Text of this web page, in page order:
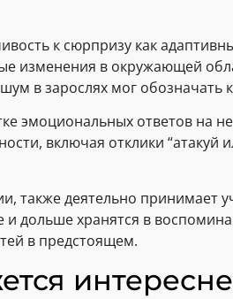
к сюрпризу как
изменения в окружающей
в зарослях мог обозначать
эмоциональных ответов на
включая отклики “атакуй
также деятельно принимает
хранятся в
в предстоящем.